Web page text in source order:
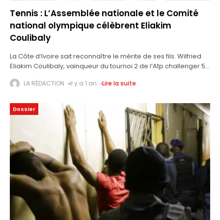
Tennis : L’Assemblée nationale et le Comité
national olympique célèbrent Eliakim
Coulibaly
La Côte d’Ivoire sait reconnaître le mérite de ses fils. Wilfried
Eliakim Coulibaly, vainqueur du tournoi 2 de l’Atp challenger 50
LA RÉDACTION il y a 1 an Lire la suite
Dossier